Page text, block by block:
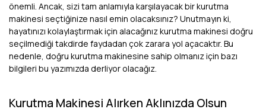
önemli. Ancak, sizi tam anlamıyla karşılayacak bir kurutma
makinesi seçtiğinize nasıl emin olacaksınız? Unutmayın ki,
hayatınızı kolaylaştırmak için alacağınız kurutma makinesi doğru
seçilmediği takdirde faydadan çok zarara yol açacaktır. Bu
nedenle, doğru kurutma makinesine sahip olmanız için bazı
bilgileri bu yazımızda derliyor olacağız.
Kurutma Makinesi Alırken Aklınızda Olsun